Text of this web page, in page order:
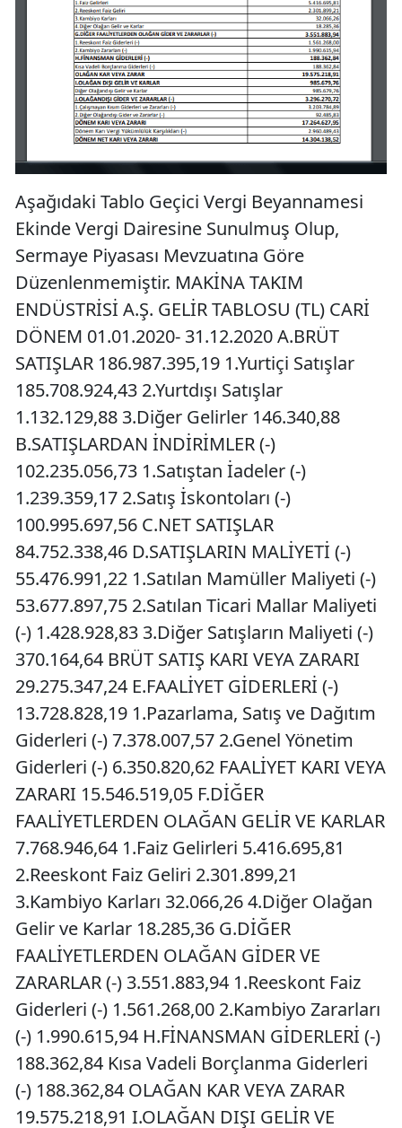
Aşağıdaki Tablo Geçici Vergi Beyannamesi
Ekinde Vergi Dairesine Sunulmuş Olup,
Sermaye Piyasası Mevzuatına Göre
Düzenlenmemiştir. MAKİNA TAKIM
ENDÜSTRİSİ A.Ş. GELİR TABLOSU (TL) CARİ
DÖNEM 01.01.2020- 31.12.2020 A.BRÜT
SATIŞLAR 186.987.395,19 1.Yurtiçi Satışlar
185.708.924,43 2.Yurtdışı Satışlar
1.132.129,88 3.Diğer Gelirler 146.340,88
B.SATIŞLARDAN İNDİRİMLER (-)
102.235.056,73 1.Satıştan İadeler (-)
1.239.359,17 2.Satış İskontoları (-)
100.995.697,56 C.NET SATIŞLAR
84.752.338,46 D.SATIŞLARIN MALİYETİ (-)
55.476.991,22 1.Satılan Mamüller Maliyeti (-)
53.677.897,75 2.Satılan Ticari Mallar Maliyeti
(-) 1.428.928,83 3.Diğer Satışların Maliyeti (-)
370.164,64 BRÜT SATIŞ KARI VEYA ZARARI
29.275.347,24 E.FAALİYET GİDERLERİ (-)
13.728.828,19 1.Pazarlama, Satış ve Dağıtım
Giderleri (-) 7.378.007,57 2.Genel Yönetim
Giderleri (-) 6.350.820,62 FAALİYET KARI VEYA
ZARARI 15.546.519,05 F.DİĞER
FAALİYETLERDEN OLAĞAN GELİR VE KARLAR
7.768.946,64 1.Faiz Gelirleri 5.416.695,81
2.Reeskont Faiz Geliri 2.301.899,21
3.Kambiyo Karları 32.066,26 4.Diğer Olağan
Gelir ve Karlar 18.285,36 G.DİĞER
FAALİYETLERDEN OLAĞAN GİDER VE
ZARARLAR (-) 3.551.883,94 1.Reeskont Faiz
Giderleri (-) 1.561.268,00 2.Kambiyo Zararları
(-) 1.990.615,94 H.FİNANSMAN GİDERLERİ (-)
188.362,84 Kısa Vadeli Borçlanma Giderleri
(-) 188.362,84 OLAĞAN KAR VEYA ZARAR
19.575.218,91 I.OLAĞAN DIŞI GELİR VE